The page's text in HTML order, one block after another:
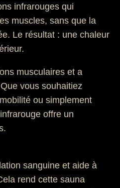
infrarouges qui
muscles, sans que la
Le résultat : une chaleur
musculaires et a
vous souhaitiez
ou simplement
offre un
sanguine et aide à
rend cette sauna